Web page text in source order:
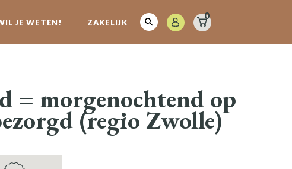
JE WETEN! ZAKELIJK
0
= morgenochtend op
(regio Zwolle)